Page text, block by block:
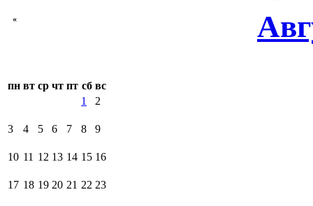
«
пн вт ср чт пт сб вс
1
2
3 4 5 6 7 8 9
10 11 12 13 14 15 16
17 18 19 20 21 22 23